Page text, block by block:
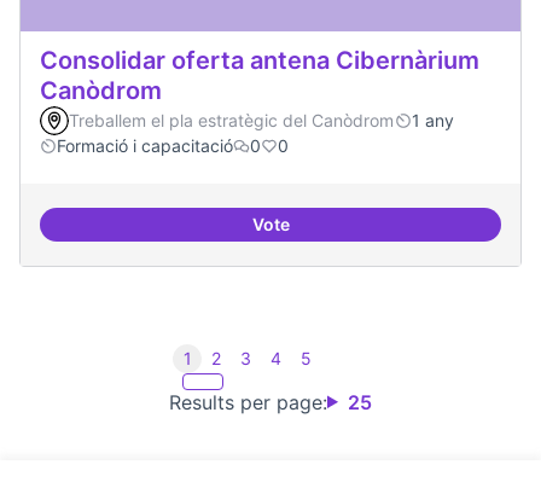
Consolidar oferta antena Cibernàrium
Canòdrom
Treballem el pla estratègic del Canòdrom
1 any
Formació i capacitació
0 0
VoteConsolidar oferta antena
Results per page: 25
1 2 3 4 5